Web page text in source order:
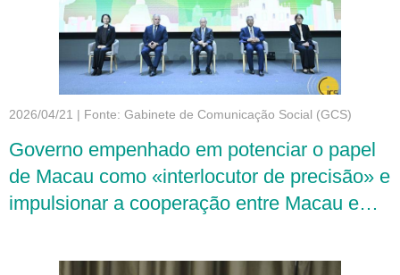
2026/04/21 | Fonte: Gabinete de Comunicação Social (GCS)
Governo empenhado em potenciar o papel
de Macau como «interlocutor de precisão» e
impulsionar a cooperação entre Macau e
patamar mais elevado